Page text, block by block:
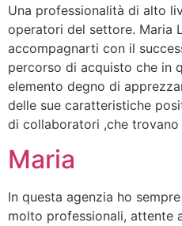
Una professionalità di alto
operatori del settore. Maria
accompagnarti con il
percorso di acquisto che in
elemento degno di
delle sue caratteristiche
di collaboratori ,che
Maria
In questa agenzia ho
molto professionali, attente